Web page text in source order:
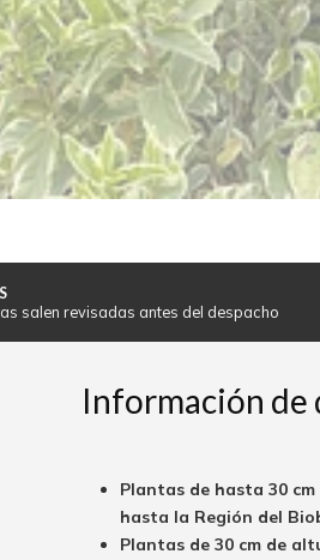
salen revisadas antes del despacho
Información de
Plantas de hasta 30
hasta la Región del
Plantas de 30 cm de